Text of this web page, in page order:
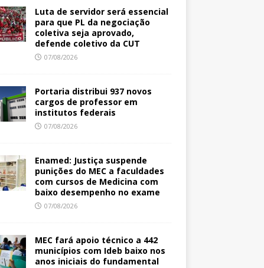
Luta de servidor será essencial
para que PL da negociação
coletiva seja aprovado,
defende coletivo da CUT
07/08/2026
Portaria distribui 937 novos
cargos de professor em
institutos federais
07/08/2026
Enamed: Justiça suspende
punições do MEC a faculdades
com cursos de Medicina com
baixo desempenho no exame
07/08/2026
MEC fará apoio técnico a 442
municípios com Ideb baixo nos
anos iniciais do fundamental